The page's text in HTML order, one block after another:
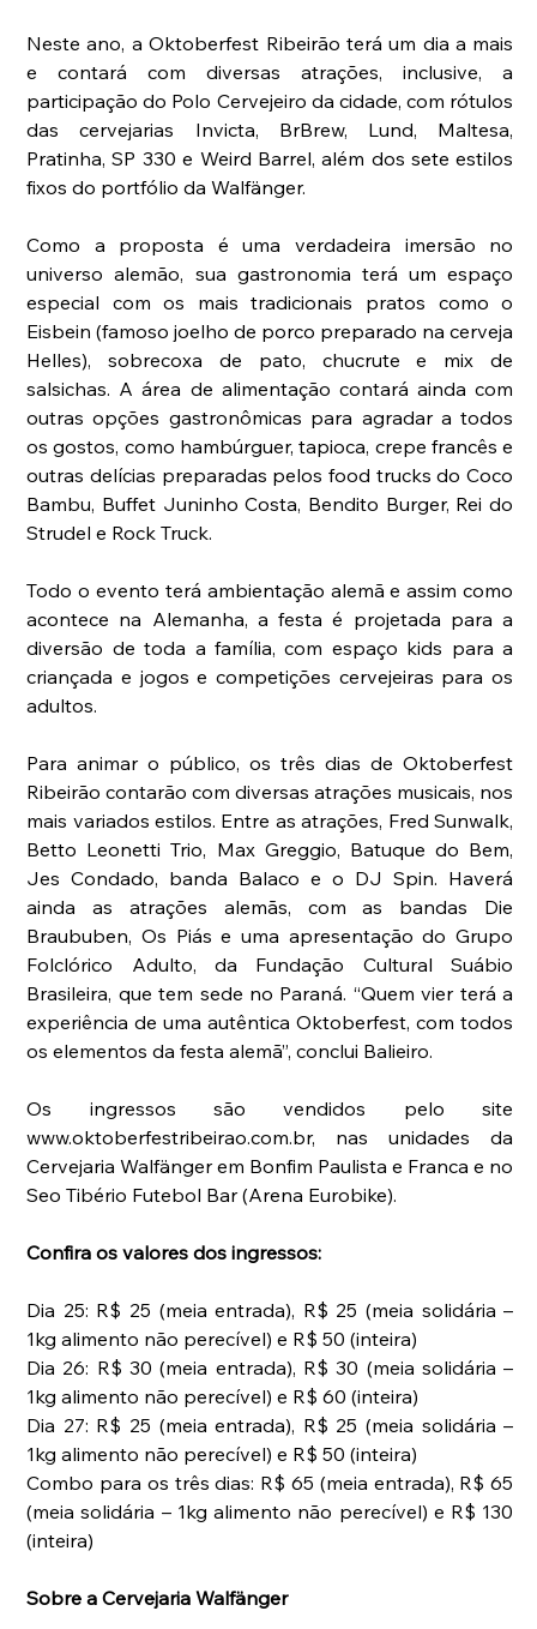
Neste ano, a Oktoberfest Ribeirão terá um dia a mais
e contará com diversas atrações, inclusive, a
participação do Polo Cervejeiro da cidade, com rótulos
das cervejarias Invicta, BrBrew, Lund, Maltesa,
Pratinha, SP 330 e Weird Barrel, além dos sete estilos
fixos do portfólio da Walfänger.
Como a proposta é uma verdadeira imersão no
universo alemão, sua gastronomia terá um espaço
especial com os mais tradicionais pratos como o
Eisbein (famoso joelho de porco preparado na cerveja
Helles), sobrecoxa de pato, chucrute e mix de
salsichas. A área de alimentação contará ainda com
outras opções gastronômicas para agradar a todos
os gostos, como hambúrguer, tapioca, crepe francês e
outras delícias preparadas pelos food trucks do Coco
Bambu, Buffet Juninho Costa, Bendito Burger, Rei do
Strudel e Rock Truck.
Todo o evento terá ambientação alemã e assim como
acontece na Alemanha, a festa é projetada para a
diversão de toda a família, com espaço kids para a
criançada e jogos e competições cervejeiras para os
adultos.
Para animar o público, os três dias de Oktoberfest
Ribeirão contarão com diversas atrações musicais, nos
mais variados estilos. Entre as atrações, Fred Sunwalk,
Betto Leonetti Trio, Max Greggio, Batuque do Bem,
Jes Condado, banda Balaco e o DJ Spin. Haverá
ainda as atrações alemãs, com as bandas Die
Braububen, Os Piás e uma apresentação do Grupo
Folclórico Adulto, da Fundação Cultural Suábio
Brasileira, que tem sede no Paraná. “Quem vier terá a
experiência de uma autêntica Oktoberfest, com todos
os elementos da festa alemã”, conclui Balieiro.
Os ingressos são vendidos pelo site
www.oktoberfestribeirao.com.br, nas unidades da
Cervejaria Walfänger em Bonfim Paulista e Franca e no
Seo Tibério Futebol Bar (Arena Eurobike).
Confira os valores dos ingressos:
Dia 25: R$ 25 (meia entrada), R$ 25 (meia solidária –
1kg alimento não perecível) e R$ 50 (inteira)
Dia 26: R$ 30 (meia entrada), R$ 30 (meia solidária –
1kg alimento não perecível) e R$ 60 (inteira)
Dia 27: R$ 25 (meia entrada), R$ 25 (meia solidária –
1kg alimento não perecível) e R$ 50 (inteira)
Combo para os três dias: R$ 65 (meia entrada), R$ 65
(meia solidária – 1kg alimento não perecível) e R$ 130
(inteira)
Sobre a Cervejaria Walfänger